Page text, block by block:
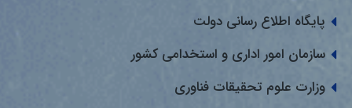
پایگاه اطلاع رسانی دولت
سازمان امور اداری و استخدامی کشور
وزارت علوم تحقیقات فناوری